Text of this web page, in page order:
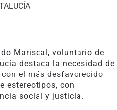
Mariscal, voluntario de
destaca la necesidad de
el más desfavorecido
estereotipos, con
social y justicia.